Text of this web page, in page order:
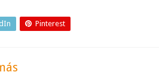
Pinterest